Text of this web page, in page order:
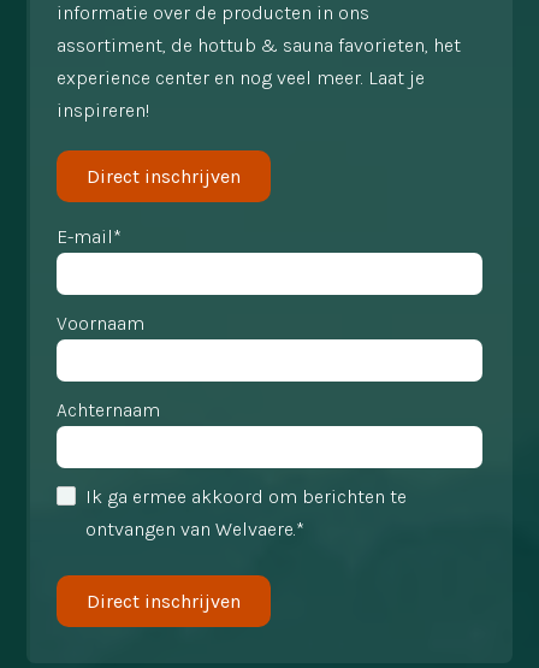
informatie over de producten in ons
assortiment, de hottub & sauna favorieten, het
experience center en nog veel meer. Laat je
inspireren!
Direct inschrijven
E-mail*
Voornaam
Achternaam
Ik ga ermee akkoord om berichten te
ontvangen van Welvaere.*